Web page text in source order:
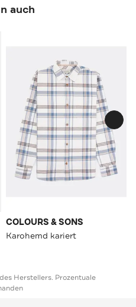
auch
COLOURS & SONS
Karohemd kariert
Herstellers. Prozentuale